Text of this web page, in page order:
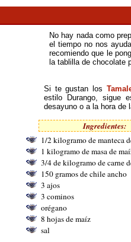
No hay nada como
el tiempo no nos
recomiendo que le
la tablilla de chocolate
Si te gustan los
estilo Durango, sigue
desayuno o a la hora de
Ingredientes:
1/2 kilogramo de manteca
1 kilogramo de masa de
3/4 de kilogramo de carne
150 gramos de chile ancho
3 ajos
3 cominos
orégano
8 hojas de maíz
sal